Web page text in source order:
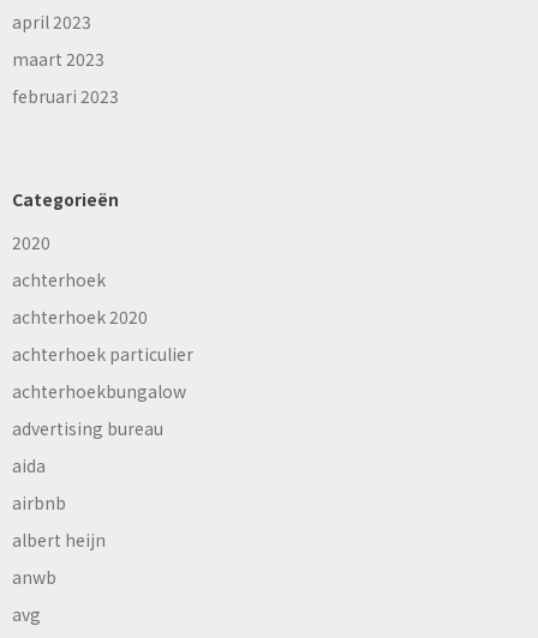
april 2023
maart 2023
februari 2023
Categorieën
2020
achterhoek
achterhoek 2020
achterhoek particulier
achterhoekbungalow
advertising bureau
aida
airbnb
albert heijn
anwb
avg